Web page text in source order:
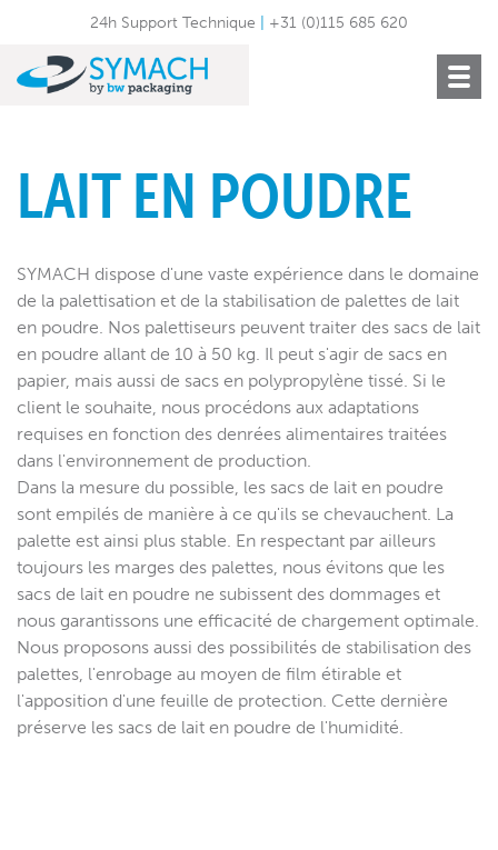
24h Support Technique +31 (0)115 685 620
Toggle
LAIT EN POUDRE
SYMACH dispose d'une vaste expérience dans le domaine
de la palettisation et de la stabilisation de palettes de lait
en poudre. Nos palettiseurs peuvent traiter des sacs de lait
en poudre allant de 10 à 50 kg. Il peut s'agir de sacs en
papier, mais aussi de sacs en polypropylène tissé. Si le
client le souhaite, nous procédons aux adaptations
requises en fonction des denrées alimentaires traitées
dans l'environnement de production.
Dans la mesure du possible, les sacs de lait en poudre
sont empilés de manière à ce qu'ils se chevauchent. La
palette est ainsi plus stable. En respectant par ailleurs
toujours les marges des palettes, nous évitons que les
sacs de lait en poudre ne subissent des dommages et
nous garantissons une efficacité de chargement optimale.
Nous proposons aussi des possibilités de stabilisation des
palettes, l'enrobage au moyen de film étirable et
l'apposition d'une feuille de protection. Cette dernière
préserve les sacs de lait en poudre de l'humidité.